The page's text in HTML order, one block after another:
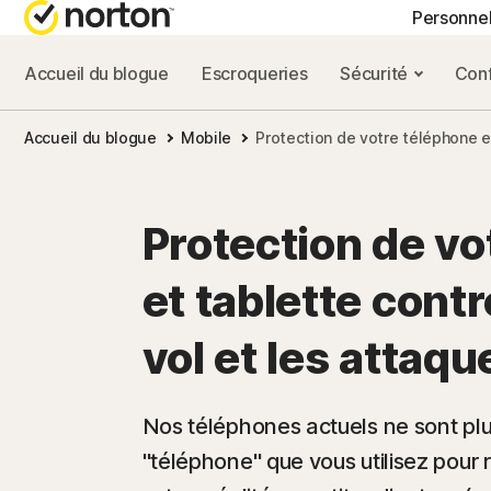
FORFAITS TOUT-
Norton 360
Norton 360 Deluxe
Norton 360 Standard
BLOG NORTON
Ressources sur
Ressources sur
Ressources sur
Accueil du blogue Escroqueries Sécurité
Accueil du blogue Mobile Protection de votre téléphone
Protection de
et tablette
vol et les
Nos téléphones actuels ne sont
"téléphone" que vous utilisez